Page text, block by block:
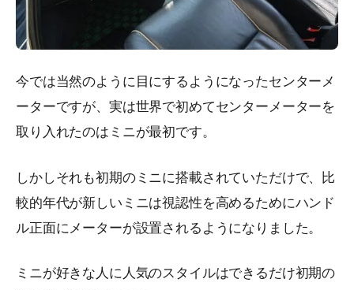
今では当然のように目にするようになったセンターメ
ーターですが、実は世界で初めてセンターメーターを
取り入れたのはミニが最初です。
しかしそれも初期のミニに搭載されていただけで、比
較的年代が新しいミニは視認性を高めるためにハンド
ル正面にメーターが設置されるようになりました。
ミニが好きな人に人気のスタイルはできるだけ初期の